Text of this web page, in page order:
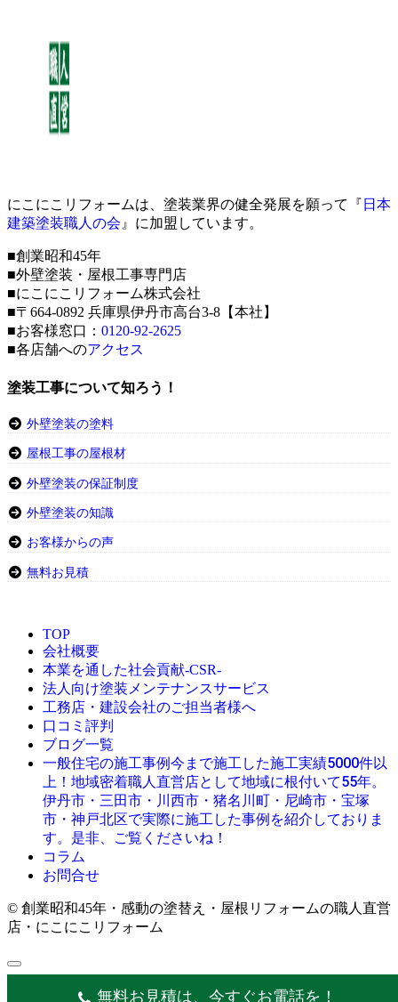
にこにこリフォームは、塗装業界の健全発展を願って『 日本
建築塗装職人の会 』に加盟しています。
■創業昭和45年
■外壁塗装・屋根工事専門店
■にこにこリフォーム株式会社
■〒664-0892 兵庫県伊丹市高台3-8【本社】
■お客様窓口： 0120-92-2625
■各店舗へのアクセス
塗装工事について知ろう！
外壁塗装の塗料
屋根工事の屋根材
外壁塗装の保証制度
外壁塗装の知識
お客様からの声
無料お見積
TOP
会社概要
本業を通した社会貢献-CSR-
法人向け塗装メンテナンスサービス
工務店・建設会社のご担当者様へ
口コミ評判
ブログ一覧
一般住宅の施工事例今まで施工した施工実績5000件以
上！地域密着職人直営店として地域に根付いて55年。
伊丹市・三田市・川西市・猪名川町・尼崎市・宝塚
市・神戸北区で実際に施工した事例を紹介しておりま
す。是非、ご覧くださいね！
コラム
お問合せ
© 創業昭和45年・感動の塗替え・屋根リフォームの職人直営
店・にこにこリフォーム
無料お見積は、今すぐお電話を！